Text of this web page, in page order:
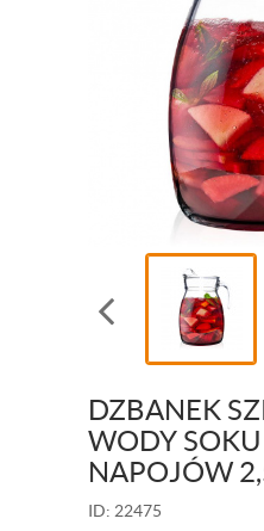
DZBANEK
WODY
NAPOJÓW
ID: 22475